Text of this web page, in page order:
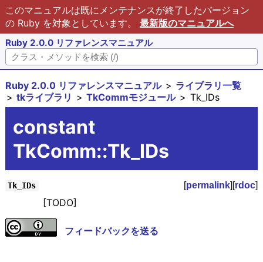
このマニュアルは既にメンテナンスが終了したバージョン
の Ruby を対象としています。 最新版のマニュアルへ
Ruby 2.0.0 リファレンスマニュアル
Ruby 2.0.0 リファレンスマニュアル
ライブラリ一覧
tkライブラリ
TkCommモジュール Tk_IDs
constant
TkComm::Tk_IDs
Tk_IDs [permalink][rdoc]
[TODO]
フィードバックを送る